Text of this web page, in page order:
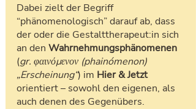
Dabei zielt der Begriff
“phänomenologisch” darauf ab, dass
der oder die Gestalttherapeut:in sich
an den Wahrnehmungsphänomenen
(gr. φαινόμενον (phainómenon)
„Erscheinung“) im Hier & Jetzt
orientiert – sowohl den eigenen, als
auch denen des Gegenübers.